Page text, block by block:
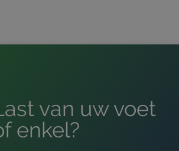
van uw voet
enkel?